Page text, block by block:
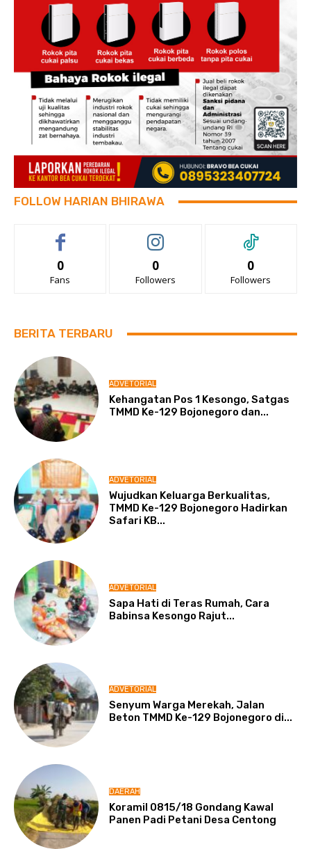
FOLLOW HARIAN BHIRAWA
0
Fans
0
Followers
0
Followers
BERITA TERBARU
ADVETORIAL
Kehangatan Pos 1 Kesongo, Satgas
TMMD Ke-129 Bojonegoro dan...
ADVETORIAL
Wujudkan Keluarga Berkualitas,
TMMD Ke-129 Bojonegoro Hadirkan
Safari KB...
ADVETORIAL
Sapa Hati di Teras Rumah, Cara
Babinsa Kesongo Rajut...
ADVETORIAL
Senyum Warga Merekah, Jalan
Beton TMMD Ke-129 Bojonegoro di...
DAERAH
Koramil 0815/18 Gondang Kawal
Panen Padi Petani Desa Centong